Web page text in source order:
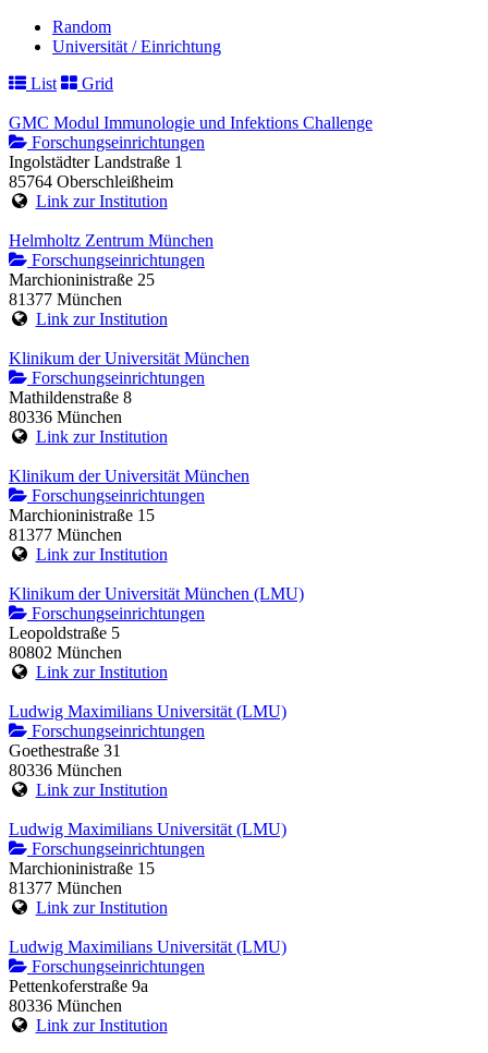
Random
Universität / Einrichtung
List
Grid
GMC Modul Immunologie und Infektions Challenge
Forschungseinrichtungen
Ingolstädter Landstraße 1
85764 Oberschleißheim
Link zur Institution
Helmholtz Zentrum München
Forschungseinrichtungen
Marchioninistraße 25
81377 München
Link zur Institution
Klinikum der Universität München
Forschungseinrichtungen
Mathildenstraße 8
80336 München
Link zur Institution
Klinikum der Universität München
Forschungseinrichtungen
Marchioninistraße 15
81377 München
Link zur Institution
Klinikum der Universität München (LMU)
Forschungseinrichtungen
Leopoldstraße 5
80802 München
Link zur Institution
Ludwig Maximilians Universität (LMU)
Forschungseinrichtungen
Goethestraße 31
80336 München
Link zur Institution
Ludwig Maximilians Universität (LMU)
Forschungseinrichtungen
Marchioninistraße 15
81377 München
Link zur Institution
Ludwig Maximilians Universität (LMU)
Forschungseinrichtungen
Pettenkoferstraße 9a
80336 München
Link zur Institution